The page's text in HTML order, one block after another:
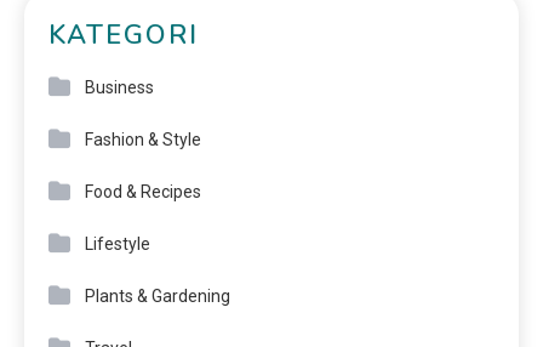
KATEGORI
Business
Fashion & Style
Food & Recipes
Lifestyle
Plants & Gardening